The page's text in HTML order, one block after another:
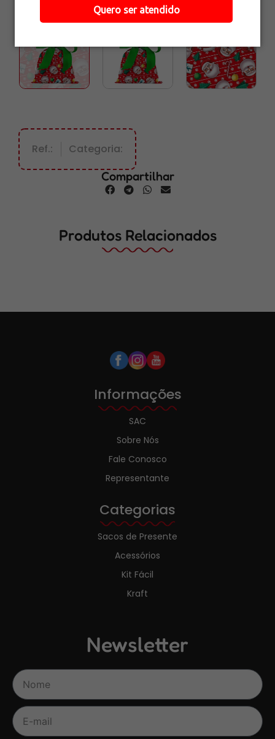
Quero ser atendido
Ref.: Categoria:
Compartilhar
Produtos Relacionados
Informações
SAC
Sobre Nós
Fale Conosco
Representante
Categorias
Sacos de Presente
Acessórios
Kit Fácil
Kraft
Newsletter